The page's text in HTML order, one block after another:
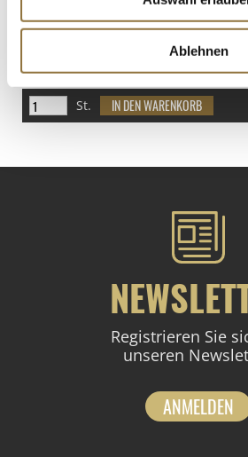
Ablehnen
St.
Registrieren Sie
unseren
ANMELDEN